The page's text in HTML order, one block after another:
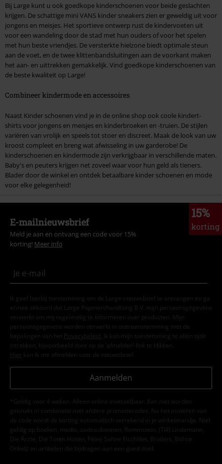
Bij Large kunt u ook goedkope kinderschoenen voor beide geslachten
krijgen. De schattige mini VANS kinder sneakers zien er geweldig uit voor
jongens en meisjes. Het sportieve ontwerp rust de kindervoeten uit
voor een wandeling door de stad met hun ouders of voor het spelen
met hun beste vriendjes. De versterkte hielzone biedt optimale steun
aan de voet, en de twee klittenbandsluitingen aan de voorkant maken
het aan- en uittrekken gemakkelijk. Vind goedkope kinderschoenen van
de beste kwaliteit op Large!
Combineer kindermode en accessoires
Naast Kinder schoenen vind je in de online shop ook coole kindert-
shirts voor jongens en meisjes en kinderbroeken en -truien. De stijlen
variëren van vrolijk en speels tot stoer en discreet. Maak de look van uw
kroost compleet en breng wat afwisseling in uw garderobe! De
kinderschoenen en kindermode zijn verkrijgbaar in verschillende maten.
Baby's en peuters krijgen net zoveel waar voor hun geld als tieners.
Blader door de winkel en ontdek betaalbare kinder schoenen en mode
voor elke gelegenheid!
15%
korting
E-mailnieuwsbrief
Meld je aan en ontvang een code voor 15%
korting! Meer info
Ik geef hierbij toestemming om de Large-nieuwsbrief te ontvangen en ga
ermee akkoord dat Large Popmerchandising B.V. mijn persoonsgegevens
verwerkt om mij regelmatig te informeren over producten. Mijn
persoonsgegevens worden verwerkt in overeenstemming met de
bepalingen van het
Privacybeleid . Ik kan mijn toestemming te allen tijde
intrekken, bijvoorbeeld door op de ‘afmelden’-link te klikken.
Hier kan ik me afmelden voor de nieuwsbrief.
Aanmelden
*Geldig voor 4 weken. Alleen online inwisselbaar. Kan niet worden
gebruikt in combinatie met andere promotiecodes. Na het invoeren van
de code wordt de korting automatisch verrekend in je winkelmandje. Niet
geldig op boeken, media, cadeaubonnen, Rammstein, (Till) Lindemann,
Die Ärzte, Die Toten Hosen, Feine Sahne Fischfilet, Broilers, Böhse
Onkelz en artikelen die bijdragen aan een goed doel.